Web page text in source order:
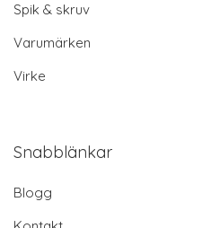
Spik & skruv
Varumärken
Virke
Snabblänkar
Blogg